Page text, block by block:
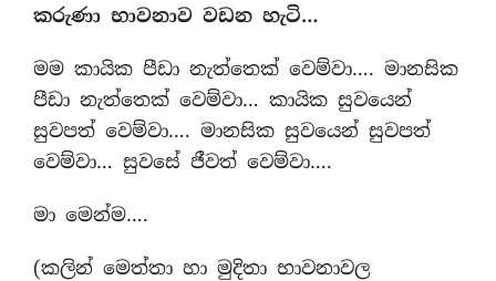
කරුණා භාවනාව වඩන හැටි…
මම කායික පීඩා නැත්තෙක් වෙම්වා…. මානසික
පීඩා නැත්තෙක් වෙම්වා… කායික සුවයෙන්
සුවපත් වෙම්වා…. මානසික සුවයෙන් සුවපත්
වෙම්වා… සුවසේ ජීවත් වෙම්වා….
මා මෙන්ම….
(කලින් මෙත්තා හා මුදිතා භාවනාවල